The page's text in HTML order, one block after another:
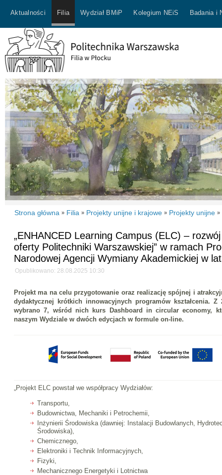
Aktualności Filia Wydział BMiP Kolegium NEiS Badania i
Strona główna » Filia » Projekty unijne i krajowe » Projekty unijne »
„ENHANCED Learning Campus (ELC) –
oferty Politechniki Warszawskiej” w ramach
Narodowej Agencji Wymiany Akademickiej w
Opublikowano: 28.08.2025 10:30
Projekt ma na celu przygotowanie oraz realizację spójnej i
dydaktycznej krótkich innowacyjnych programów kształcenia. Z
wybrano 7, wśród nich kurs Dashboard in circular economy,
naszym Wydziale w dwóch edycjach w formule on-line.
„Projekt ELC powstał we współpracy Wydziałów:
Transportu,
Budownictwa, Mechaniki i Petrochemii,
Inżynierii Środowiska (dawniej: Instalacji Budowlanych,
Środowiska),
Chemicznego,
Elektroniki i Technik Informacyjnych,
Fizyki,
Mechanicznego Energetyki i Lotnictwa